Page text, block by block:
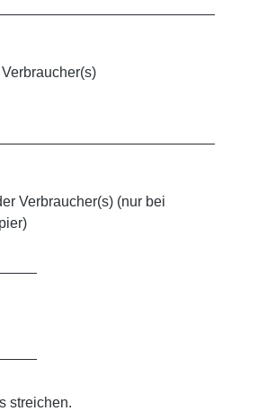
Verbraucher(s) (nur bei
streichen.